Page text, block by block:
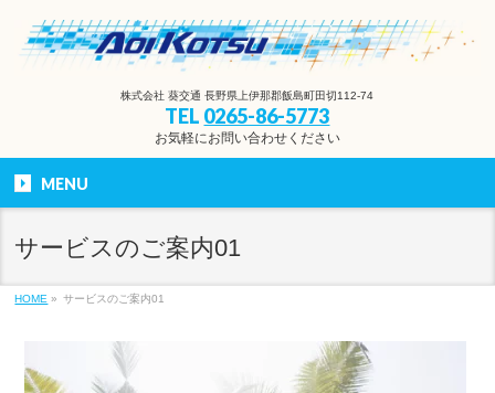
株式会社 葵交通 長野県上伊那郡飯島町田切112-74
TEL 0265-86-5773
お気軽にお問い合わせください
MENU
サービスのご案内01
HOME » サービスのご案内01